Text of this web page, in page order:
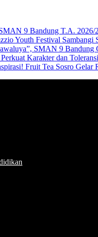
9 Bandung T.A. 2026/
Youth Festival
SMAN 9
Karakter dan
Fruit Tea Sosro